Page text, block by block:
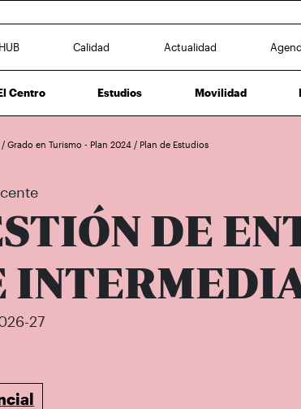
HUB Calidad Actualidad
Centro Estudios Movilidad
/ Grado en Turismo - Plan 2024 / Plan de Estudios
DE
27